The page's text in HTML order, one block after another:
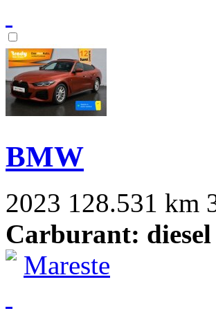
BMW
2023 128.531 km
Carburant: diesel
Mareste